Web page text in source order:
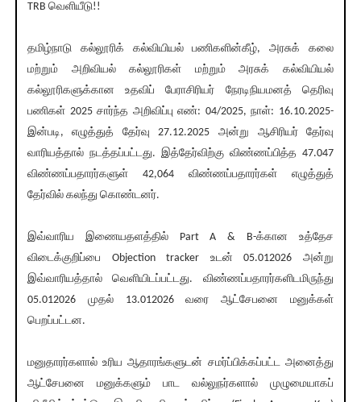
TRB வெளியீடு!!
தமிழ்நாடு கல்லூரிக் கல்வியியல் பணிகளின்கீழ், அரசுக் கலை
மற்றும் அறிவியல் கல்லூரிகள் மற்றும் அரசுக் கல்வியியல்
கல்லூரிகளுக்கான உதவிப் பேராசிரியர் நேரடிநியமனத் தெரிவு
பணிகள் 2025 சார்ந்த அறிவிப்பு எண்: 04/2025, நாள்: 16.10.2025-
இன்படி, எழுத்துத் தேர்வு 27.12.2025 அன்று ஆசிரியர் தேர்வு
வாரியத்தால் நடத்தப்பட்டது. இத்தேர்விற்கு விண்ணப்பித்த 47.047
விண்ணப்பதாரர்களுள் 42,064 விண்ணப்பதாரர்கள் எழுத்துத்
தேர்வில் கலந்து கொண்டனர்.
இவ்வாரிய இணையதளத்தில் Part A & B-க்கான உத்தேச
விடைக்குறிப்பை Objection tracker உடன் 05.012026 அன்று
இவ்வாரியத்தால் வெளியிடப்பட்டது. விண்ணப்பதாரர்களிடமிருந்து
05.012026 முதல் 13.012026 வரை ஆட்சேபனை மனுக்கள்
பெறப்பட்டன.
மனுதாரர்களால் உரிய ஆதாரங்களுடன் சமர்ப்பிக்கப்பட்ட அனைத்து
ஆட்சேபனை மனுக்களும் பாட வல்லுநர்களால் முழுமையாகப்